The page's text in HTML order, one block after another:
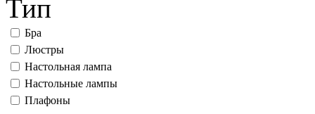
Тип
Бра
Люстры
Настольная лампа
Настольные лампы
Плафоны